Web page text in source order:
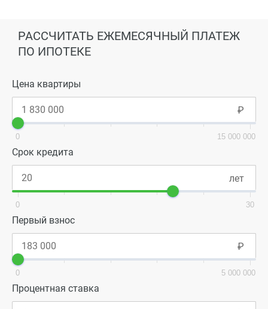
РАССЧИТАТЬ ЕЖЕМЕСЯЧНЫЙ ПЛАТЕЖ
ПО ИПОТЕКЕ
Цена квартиры
0 15 000 000
Срок кредита
0 30
Первый взнос
0 5 000 000
Процентная ставка